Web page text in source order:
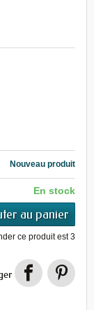
Nouveau produit
En stock
au panier
ce produit est3